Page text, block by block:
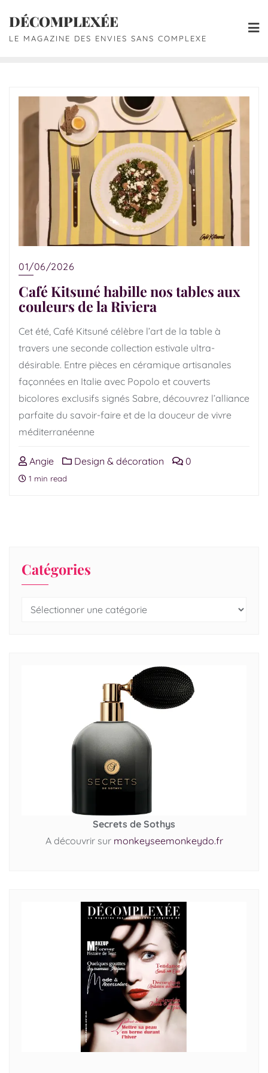
DÉCOMPLEXÉE
LE MAGAZINE DES ENVIES SANS COMPLEXE
01/06/2026
Café Kitsuné habille nos tables aux
couleurs de la Riviera
Cet été, Café Kitsuné célèbre l’art de la table à
travers une seconde collection estivale ultra-
désirable. Entre pièces en céramique artisanales
façonnées en Italie avec Popolo et couverts
bicolores exclusifs signés Sabre, découvrez l’alliance
parfaite du savoir-faire et de la douceur de vivre
méditerranéenne
Angie Design & décoration 0
1 min read
Catégories
Secrets de Sothys
A découvrir sur monkeyseemonkeydo.fr